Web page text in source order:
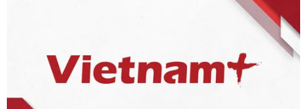
Chị Lò Thị Nhung, người dân sinh sống trong
bản Tà Cáng cho biết người dân tộc Thái sinh
sống dưới thung lũng Phiêng Ban có nhiều cách
để nhận biết mùa Xuân về. Trên nhiều cung
đường của đèo Tằng Quái có hoa dã quỳ, hoa